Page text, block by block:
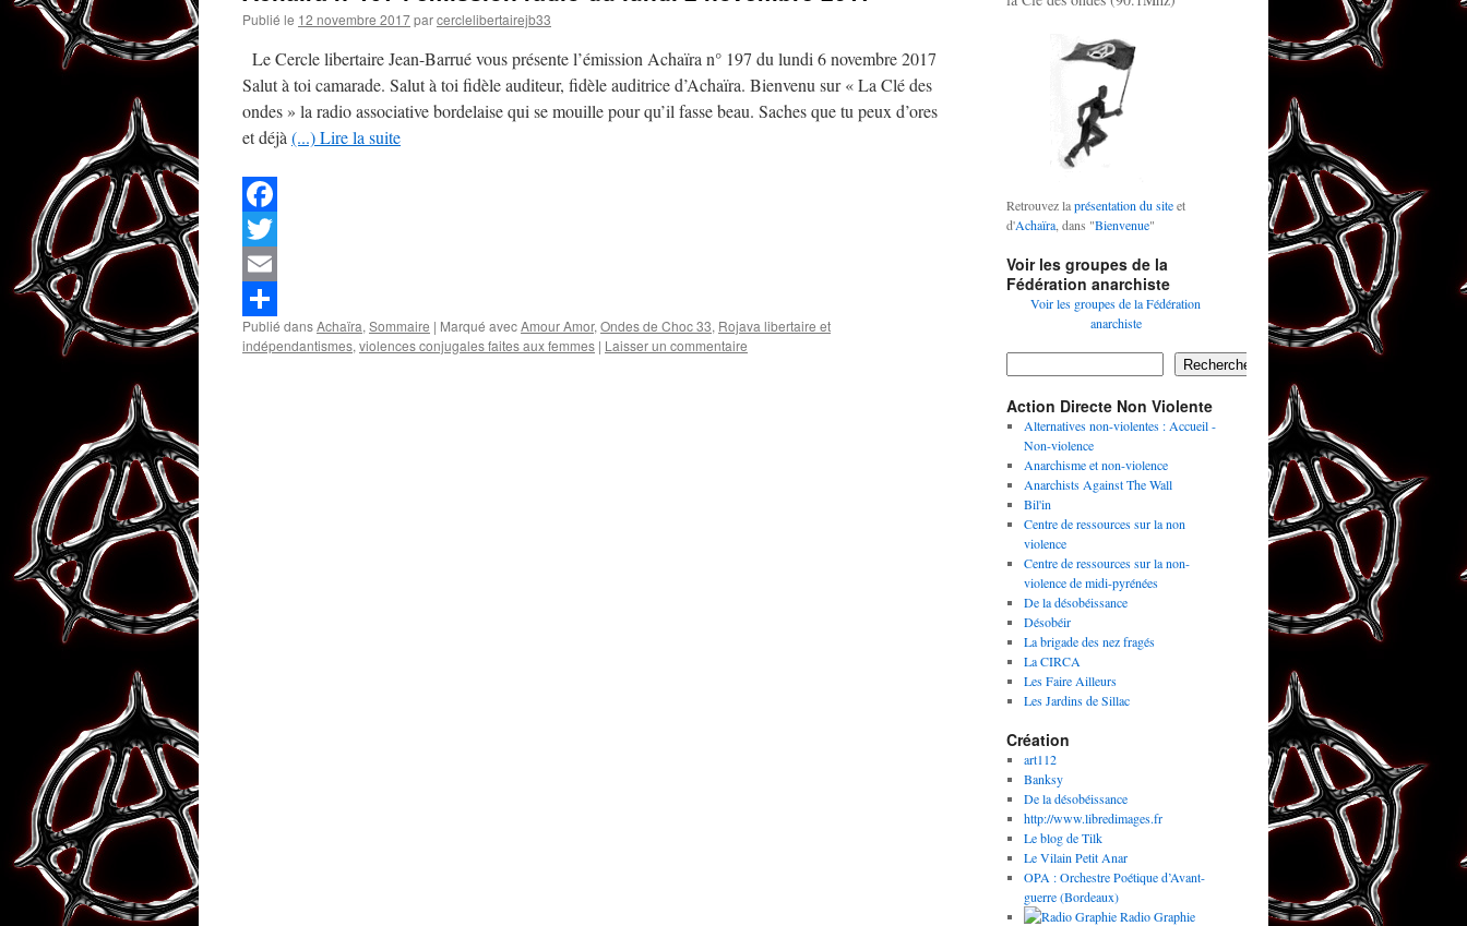
Publié le 12 novembre 2017parcerclelibertairejb33
Le Cercle libertaire Jean-Barrué vous présente l’émission Achaïra n° 197 du lundi 6 novembre 2017
Salut à toi camarade. Salut à toi fidèle auditeur, fidèle auditrice d’Achaïra. Bienvenu sur « La Clé des
ondes » la radio associative bordelaise qui se mouille pour qu’il fasse beau. Saches que tu peux d’ores
et déjà (...) Lire la suite
Facebook
Twitter
Email
Partager
Publié dansAchaïra, Sommaire | Marqué avecAmour Amor, Ondes de Choc 33, Rojava libertaire et
indépendantismes, violences conjugales faites aux femmes | Laisser un commentaire
Retrouvez laprésentation du siteet
d'Achaïra , dans "Bienvenue"
Voir les groupes de la
Fédération anarchiste
Voir les groupes de la Fédération
anarchiste
Rechercher
Action Directe Non Violente
Alternatives non-violentes : Accueil -
Non-violence
Anarchisme et non-violence
Anarchists Against The Wall
Bil'in
Centre de ressources sur la non
violence
Centre de ressources sur la non-
violence de midi-pyrénées
De la désobéissance
Désobéir
La brigade des nez fragés
La CIRCA
Les Faire Ailleurs
Les Jardins de Sillac
Création
art112
Banksy
De la désobéissance
http://www.libredimages.fr
Le blog de Tilk
Le Vilain Petit Anar
OPA : Orchestre Poétique d’Avant-
guerre (Bordeaux)
Radio Graphie